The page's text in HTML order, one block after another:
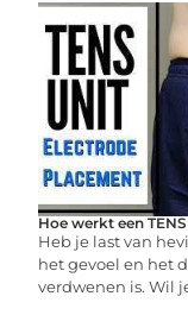
Hoe werkt een
Heb je last van
het gevoel en het
verdwenen is. Wil